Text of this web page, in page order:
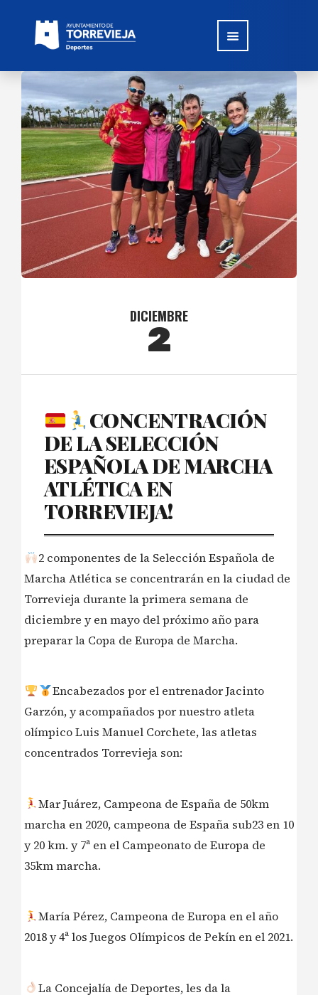
DICIEMBRE
2
CONCENTRACIÓN
DE LA SELECCIÓN
ESPAÑOLA DE MARCHA
ATLÉTICA EN
TORREVIEJA!
2 componentes de la Selección Española de
Marcha Atlética se concentrarán en la ciudad de
Torrevieja durante la primera semana de
diciembre y en mayo del próximo año para
preparar la Copa de Europa de Marcha.
Encabezados por el entrenador Jacinto
Garzón, y acompañados por nuestro atleta
olímpico Luis Manuel Corchete, las atletas
concentrados Torrevieja son:
Mar Juárez, Campeona de España de 50km
marcha en 2020, campeona de España sub23 en 10
y 20 km. y 7ª en el Campeonato de Europa de
35km marcha.
María Pérez, Campeona de Europa en el año
2018 y 4ª los Juegos Olímpicos de Pekín en el 2021.
La Concejalía de Deportes, les da la